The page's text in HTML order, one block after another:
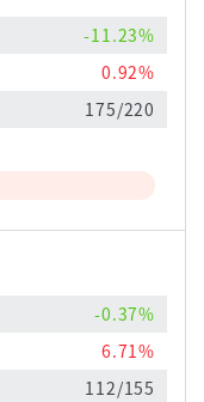
-11.23%
0.92%
175/220
-0.37%
6.71%
112/155